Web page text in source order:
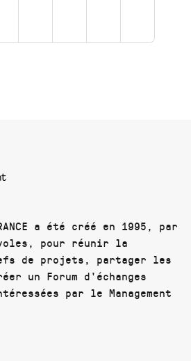
a été créé en 1995, par
pour réunir la
de projets, partager les
un Forum d'échanges
par le Management